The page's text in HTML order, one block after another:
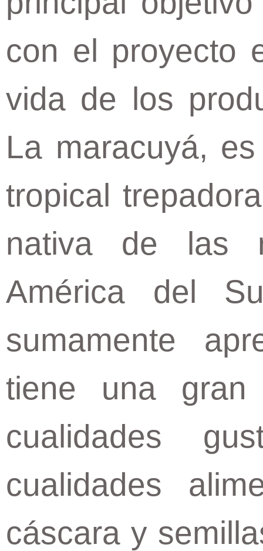
con el proyecto
vida de los
La maracuyá,
tropical
nativa de las
América del
sumamente
tiene una gran
cualidades
cualidades
cáscara y